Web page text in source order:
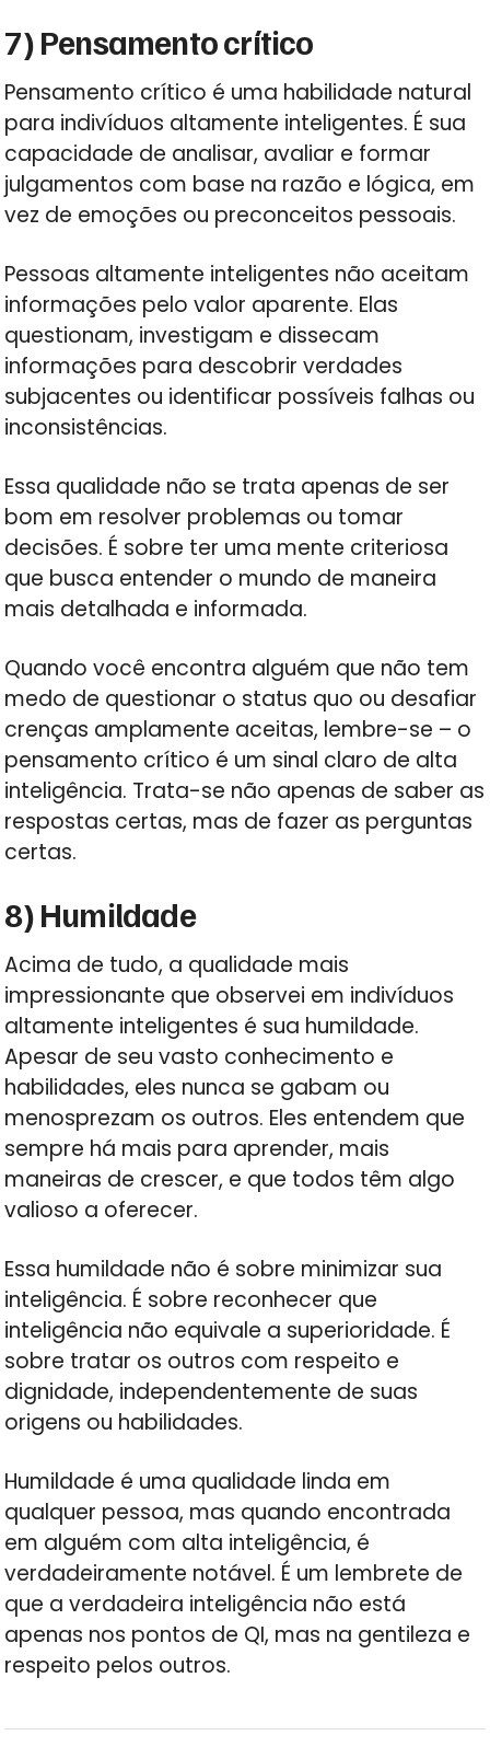
7) Pensamento crítico
Pensamento crítico é uma habilidade natural
para indivíduos altamente inteligentes. É sua
capacidade de analisar, avaliar e formar
julgamentos com base na razão e lógica, em
vez de emoções ou preconceitos pessoais.
Pessoas altamente inteligentes não aceitam
informações pelo valor aparente. Elas
questionam, investigam e dissecam
informações para descobrir verdades
subjacentes ou identificar possíveis falhas ou
inconsistências.
Essa qualidade não se trata apenas de ser
bom em resolver problemas ou tomar
decisões. É sobre ter uma mente criteriosa
que busca entender o mundo de maneira
mais detalhada e informada.
Quando você encontra alguém que não tem
medo de questionar o status quo ou desafiar
crenças amplamente aceitas, lembre-se – o
pensamento crítico é um sinal claro de alta
inteligência. Trata-se não apenas de saber as
respostas certas, mas de fazer as perguntas
certas.
8) Humildade
Acima de tudo, a qualidade mais
impressionante que observei em indivíduos
altamente inteligentes é sua humildade.
Apesar de seu vasto conhecimento e
habilidades, eles nunca se gabam ou
menosprezam os outros. Eles entendem que
sempre há mais para aprender, mais
maneiras de crescer, e que todos têm algo
valioso a oferecer.
Essa humildade não é sobre minimizar sua
inteligência. É sobre reconhecer que
inteligência não equivale a superioridade. É
sobre tratar os outros com respeito e
dignidade, independentemente de suas
origens ou habilidades.
Humildade é uma qualidade linda em
qualquer pessoa, mas quando encontrada
em alguém com alta inteligência, é
verdadeiramente notável. É um lembrete de
que a verdadeira inteligência não está
apenas nos pontos de QI, mas na gentileza e
respeito pelos outros.